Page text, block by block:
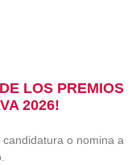
LOS PREMIOS
2026!
o nomina a